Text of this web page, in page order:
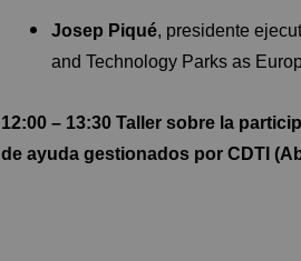
Josep Piqué, presidente
and Technology Parks as
12:00 – 13:30 Taller sobre la
de ayuda gestionados por CDTI